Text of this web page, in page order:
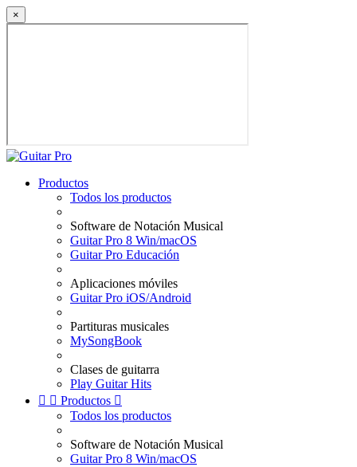
×
Productos
Todos los productos
Software de Notación Musical
Guitar Pro 8 Win/macOS
Guitar Pro Educación
Aplicaciones móviles
Guitar Pro iOS/Android
Partituras musicales
MySongBook
Clases de guitarra
Play Guitar Hits
  Productos 
Todos los productos
Software de Notación Musical
Guitar Pro 8 Win/macOS